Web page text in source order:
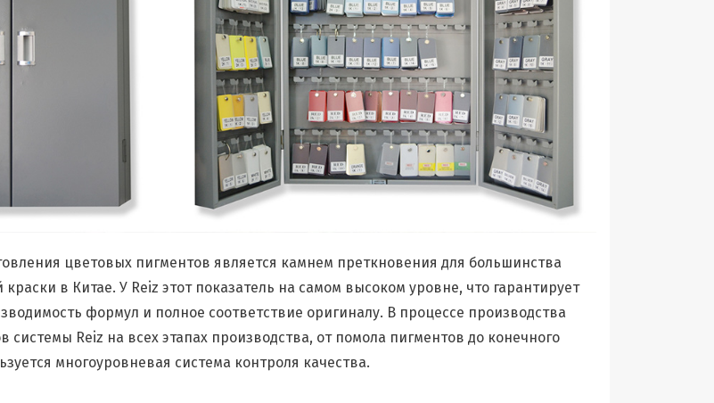
цветовых пигментов является камнем преткновения для большинства
краски в Китае. У Reiz этот показатель на самом высоком уровне, что гарантирует
формул и полное соответствие оригиналу. В процессе производства
системы Reiz на всех этапах производства, от помола пигментов до конечного
многоуровневая система контроля качества.